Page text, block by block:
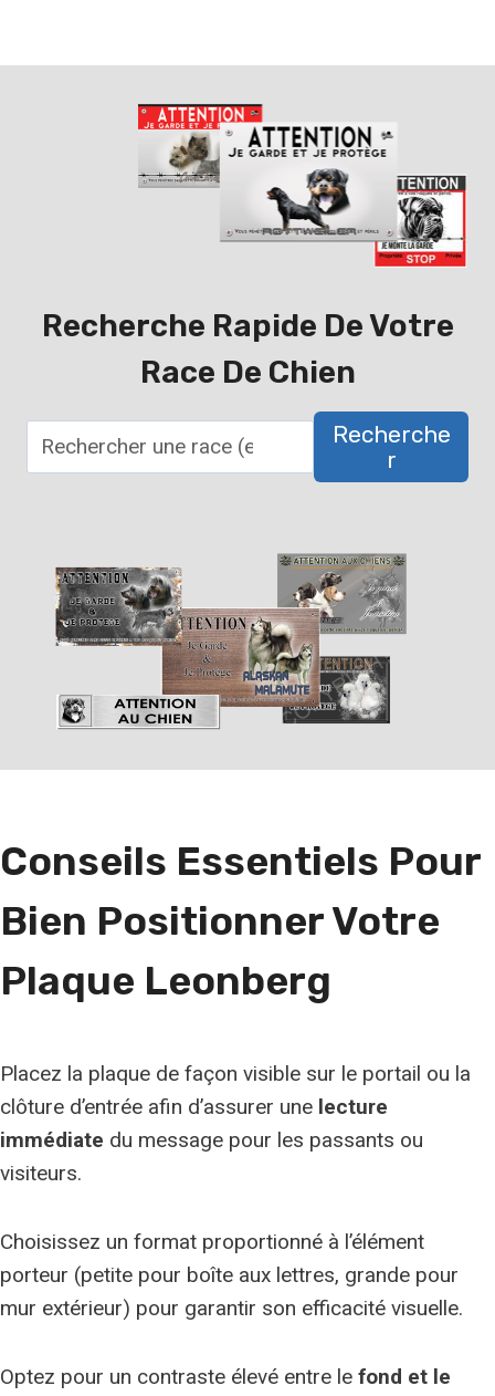
Recherche Rapide De Votre
Race De Chien
e
a
e
Recherche
R
Conseils Essentiels Pour
Bien Positionner Votre
Plaque Leonberg
Placez la plaque de façon visible sur le portail ou la
clôture d’entrée afin d’assurer une lecture
immédiate du message pour les passants ou
visiteurs.
Choisissez un format proportionné à l’élément
porteur (petite pour boîte aux lettres, grande pour
mur extérieur) pour garantir son efficacité visuelle.
Optez pour un contraste élevé entre le fond et le